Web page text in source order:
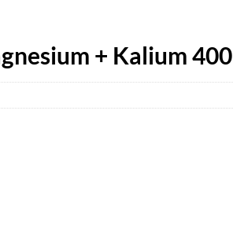
+ Kalium 400